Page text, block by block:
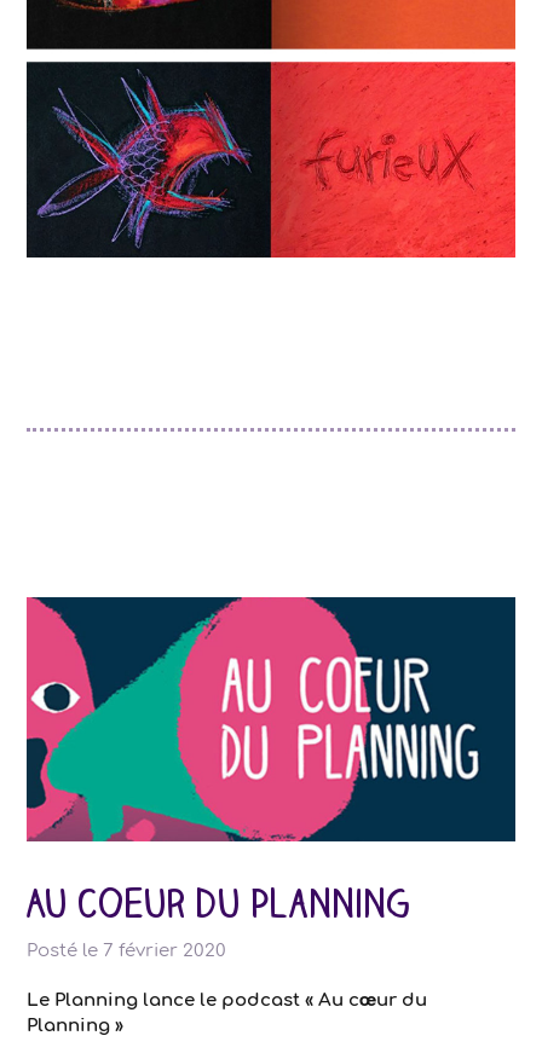
Au coeur du Planning
Posté le 7 février 2020
Le Planning lance le podcast « Au cœur du
Planning »